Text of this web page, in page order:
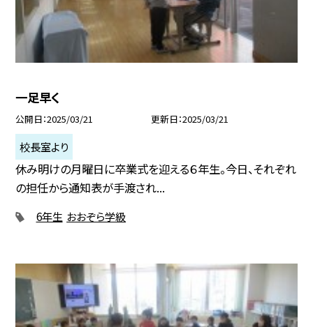
一足早く
公開日 2025/03/21 更新日 2025/03/21
校長室より
休み明けの月曜日に卒業式を迎える６年生。今日、それぞれ
の担任から通知表が手渡され...
6年生 おおぞら学級